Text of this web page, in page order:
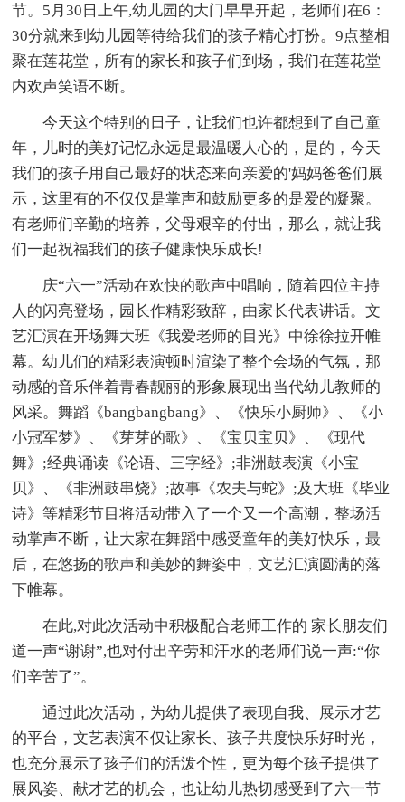
节。5月30日上午,幼儿园的大门早早开起，老师们在6：
30分就来到幼儿园等待给我们的孩子精心打扮。9点整相
聚在莲花堂，所有的家长和孩子们到场，我们在莲花堂
内欢声笑语不断。
今天这个特别的日子，让我们也许都想到了自己童
年，儿时的美好记忆永远是最温暖人心的，是的，今天
我们的孩子用自己最好的状态来向亲爱的'妈妈爸爸们展
示，这里有的不仅仅是掌声和鼓励更多的是爱的凝聚。
有老师们辛勤的培养，父母艰辛的付出，那么，就让我
们一起祝福我们的孩子健康快乐成长!
庆“六一”活动在欢快的歌声中唱响，随着四位主持
人的闪亮登场，园长作精彩致辞，由家长代表讲话。文
艺汇演在开场舞大班《我爱老师的目光》中徐徐拉开帷
幕。幼儿们的精彩表演顿时渲染了整个会场的气氛，那
动感的音乐伴着青春靓丽的形象展现出当代幼儿教师的
风采。舞蹈《bangbangbang》、《快乐小厨师》、《小
小冠军梦》、《芽芽的歌》、《宝贝宝贝》、《现代
舞》;经典诵读《论语、三字经》;非洲鼓表演《小宝
贝》、《非洲鼓串烧》;故事《农夫与蛇》;及大班《毕业
诗》等精彩节目将活动带入了一个又一个高潮，整场活
动掌声不断，让大家在舞蹈中感受童年的美好快乐，最
后，在悠扬的歌声和美妙的舞姿中，文艺汇演圆满的落
下帷幕。
在此,对此次活动中积极配合老师工作的 家长朋友们
道一声“谢谢”,也对付出辛劳和汗水的老师们说一声:“你
们辛苦了”。
通过此次活动，为幼儿提供了表现自我、展示才艺
的平台，文艺表演不仅让家长、孩子共度快乐好时光，
也充分展示了孩子们的活泼个性，更为每个孩子提供了
展风姿、献才艺的机会，也让幼儿热切感受到了六一节